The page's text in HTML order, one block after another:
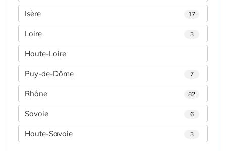
Isère 17
Loire 3
Haute-Loire
Puy-de-Dôme 7
Rhône 82
Savoie 6
Haute-Savoie 3